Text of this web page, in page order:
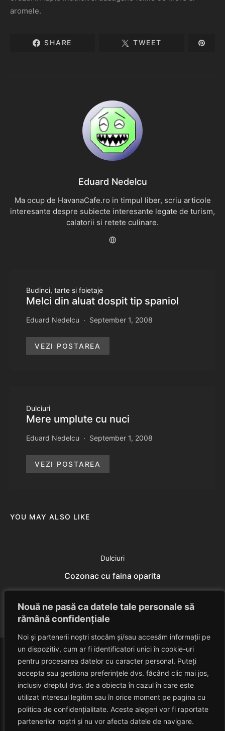
Nouă ne pasă ca datele tale personale să
rămână confidențiale
Noi și partenerii noștri stocăm și/sau accesăm informații pe
un dispozitiv, cum ar fi identificatori unici în cookie-uri
pentru procesarea datelor cu caracter personal. Puteți
accepta sau gestiona preferințele dvs. făcând clic mai jos,
inclusiv dreptul dvs. de a obiecta în cazul în care este
utilizat interesul legitim sau în orice moment pe pagina cu
politica de confidențialitate. Aceste alegeri vor fi raportate
partenerilor noștri și nu vor afecta datele de navigare.
aromele.
SHARE TWEET
Eduard Nedelcu
Ma ocup de HavanaCafe.ro in timpul liber, scriu articole
interesante despre subiecte interesante legate de turism,
calatorii si retete culinare.
Budinci, tarte si foietaje
Melci din aluat dospit tip spaniol
Eduard Nedelcu September 1, 2008
VEZI POSTAREA
Dulciuri
Mere umplute cu nuci
Eduard Nedelcu September 1, 2008
VEZI POSTAREA
YOU MAY ALSO LIKE
Dulciuri
Cozonac cu faina oparita
Eduard Nedelcu July 18, 2014
HAVANACAFE